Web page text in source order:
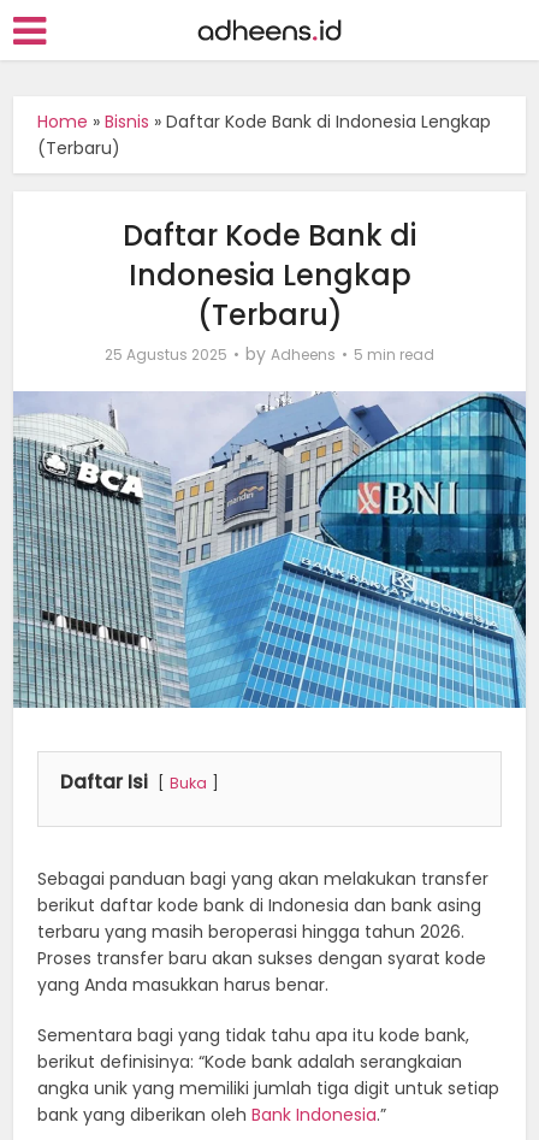
Home »Bisnis »Daftar Kode Bank di Indonesia Lengkap
(Terbaru)
Daftar Kode Bank di
Indonesia Lengkap
(Terbaru)
25 Agustus 2025 by Adheens 5 min read
Daftar Isi Buka
Sebagai panduan bagi yang akan melakukan transfer
berikut daftar kode bank di Indonesia dan bank asing
terbaru yang masih beroperasi hingga tahun 2026.
Proses transfer baru akan sukses dengan syarat kode
yang Anda masukkan harus benar.
Sementara bagi yang tidak tahu apa itu kode bank,
berikut definisinya: “Kode bank adalah serangkaian
angka unik yang memiliki jumlah tiga digit untuk setiap
bank yang diberikan olehBank Indonesia.”